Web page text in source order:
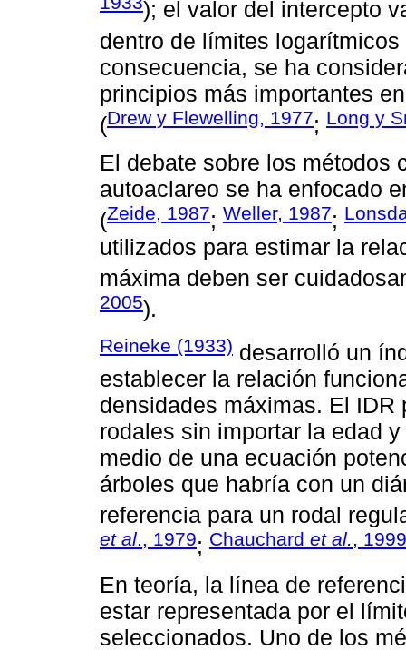
); el valor del intercepto
dentro de límites
consecuencia, se ha
principios más importantes
(Drew y Flewelling, 1977; Long y
El debate sobre los métodos
autoaclareo se ha enfocado
(Zeide, 1987; Weller, 1987;
utilizados para estimar la
máxima deben ser
2005).
Reineke (1933) desarrolló un
establecer la relación
densidades máximas. El
rodales sin importar la edad
medio de una ecuación
árboles que habría con un
referencia para un rodal
et al., 1979; Chauchard et al., 1999
En teoría, la línea de
estar representada por el
seleccionados. Uno de los